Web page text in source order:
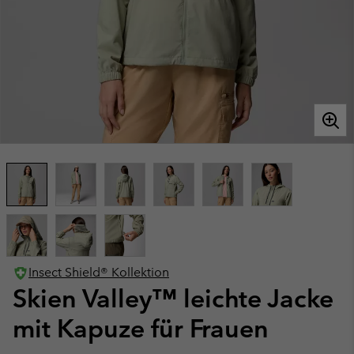
Insect Shield® Kollektion
Skien Valley™ leichte Jacke
mit Kapuze für Frauen